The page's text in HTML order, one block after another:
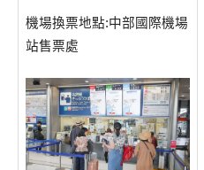
機場換票地點:中部國際機場
站售票處